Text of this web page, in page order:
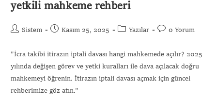
yetkili mahkeme rehberi
Sistem Kasım 25, 2025 Yazılar 0 Yorum
"İcra takibi itirazın iptali davası hangi mahkemede açılır? 2025
yılında değişen görev ve yetki kuralları ile dava açılacak doğru
mahkemeyi öğrenin. İtirazın iptali davası açmak için güncel
rehberimize göz atın."